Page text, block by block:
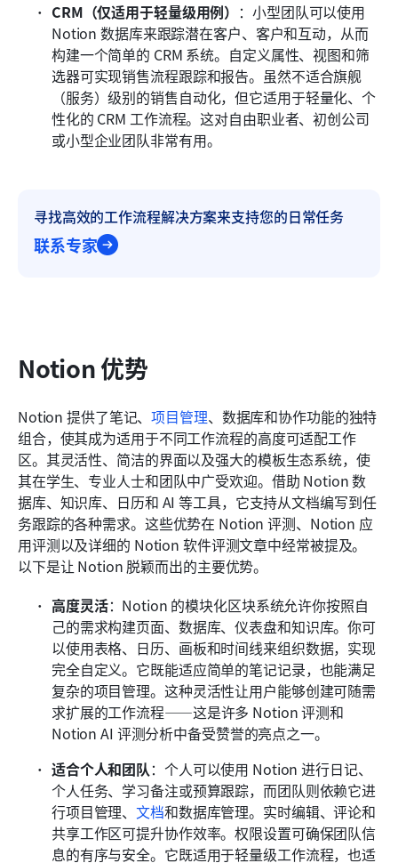
CRM（仅适用于轻量级用例） ：小型团队可以使用
Notion 数据库来跟踪潜在客户、客户和互动，从而
构建一个简单的 CRM 系统。自定义属性、视图和筛
选器可实现销售流程跟踪和报告。虽然不适合旗舰
（服务）级别的销售自动化，但它适用于轻量化、个
性化的 CRM 工作流程。这对自由职业者、初创公司
或小型企业团队非常有用。
寻找高效的工作流程解决方案来支持您的日常任务
联系专家
Notion 优势
Notion 提供了笔记、项目管理、数据库和协作功能的独特
组合，使其成为适用于不同工作流程的高度可适配工作
区。其灵活性、简洁的界面以及强大的模板生态系统，使
其在学生、专业人士和团队中广受欢迎。借助 Notion 数
据库、知识库、日历和 AI 等工具，它支持从文档编写到任
务跟踪的各种需求。这些优势在 Notion 评测、Notion 应
用评测以及详细的 Notion 软件评测文章中经常被提及。
以下是让 Notion 脱颖而出的主要优势。
高度灵活：Notion 的模块化区块系统允许你按照自
己的需求构建页面、数据库、仪表盘和知识库。你可
以使用表格、日历、画板和时间线来组织数据，实现
完全自定义。它既能适应简单的笔记记录，也能满足
复杂的项目管理。这种灵活性让用户能够创建可随需
求扩展的工作流程——这是许多 Notion 评测和
Notion AI 评测分析中备受赞誉的亮点之一。
适合个人和团队：个人可以使用 Notion 进行日记、
个人任务、学习备注或预算跟踪，而团队则依赖它进
行项目管理、文档和数据库管理。实时编辑、评论和
共享工作区可提升协作效率。权限设置可确保团队信
息的有序与安全。它既适用于轻量级工作流程，也适